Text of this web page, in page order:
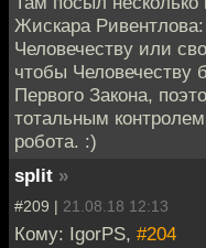
Жискара
Человечеству или
чтобы
Первого Закона,
тотальным
робота. :)
split »
#209 | 21.08.18 12:13
Кому: IgorPS, #204